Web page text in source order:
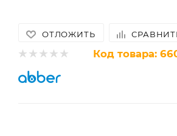
ОТЛОЖИТЬ
Код товара: